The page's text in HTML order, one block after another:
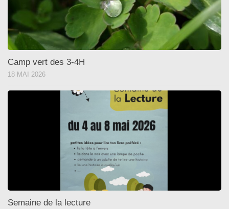
Camp vert des 3-4H
18 MAI 2026
Semaine de la lecture